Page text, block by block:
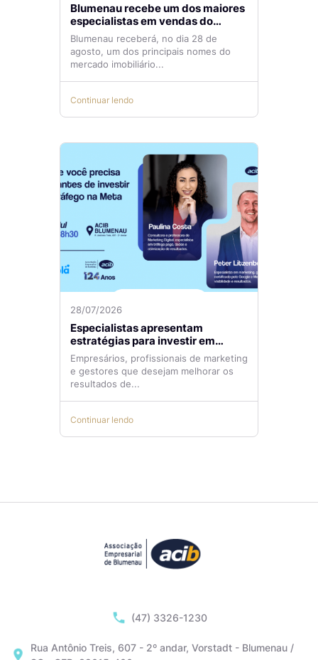
Blumenau recebe um dos maiores
especialistas em vendas do
mercado imobiliário
Blumenau receberá, no dia 28 de
agosto, um dos principais nomes do
mercado imobiliário...
Continuar lendo
28/07/2026
Especialistas apresentam
estratégias para investir em
tráfego pago com mais eficiência
Empresários, profissionais de marketing
e gestores que desejam melhorar os
resultados de...
Continuar lendo
(47) 3326-1230
Rua Antônio Treis, 607 - 2º andar, Vorstadt - Blumenau /